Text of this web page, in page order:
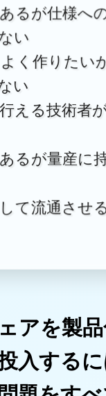
るが仕様へ
い
く作りたい
い
える技術者
るが量産に
て流通させ
アを製
入するに